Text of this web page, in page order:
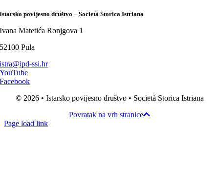
Istarsko povijesno društvo – Società Storica Istriana
Ivana Matetića Ronjgova 1
52100 Pula
istra@ipd-ssi.hr
YouTube
Facebook
© 2026 • Istarsko povijesno društvo • Società Storica Istriana
Povratak na vrh stranice
Page load link